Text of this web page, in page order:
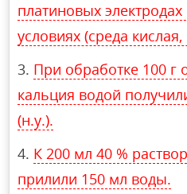
платиновых
условиях (среда
При обработке 100 г
кальция водой
(н.у.).
К 200 мл 40 %
прилили 150 мл воды.